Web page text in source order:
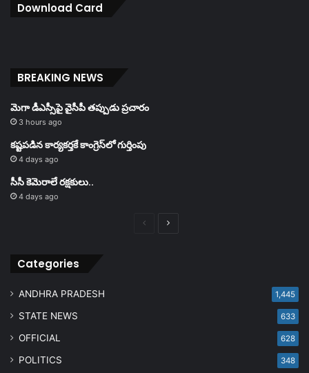
Download Card
BREAKING NEWS
మెగా డీఎస్సీపై వైసీపీ తప్పుడు ప్రచారం
3 hours ago
కష్టపడిన కార్యకర్తకే కాంగ్రెస్‌లో గుర్తింపు
4 days ago
సీసీ కెమెరాలే రక్షకులు..
4 days ago
PreviousNext
Categories
ANDHRA PRADESH 1,445
STATE NEWS 633
OFFICIAL 628
POLITICS 348